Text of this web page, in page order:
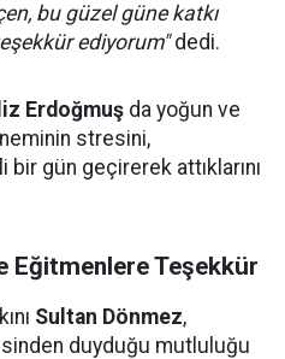
bu güzel güne katkı
ediyorum"dedi.
Erdoğmuş da yoğun ve
stresini,
gün geçirerek attıklarını
Eğitmenlere Teşekkür
Sultan Dönmez,
duyduğu mutluluğu